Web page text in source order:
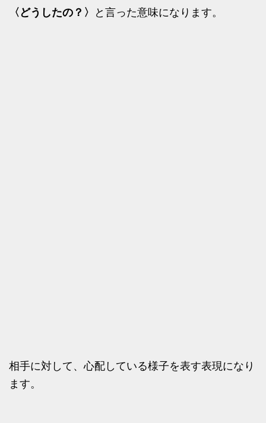
〈どうしたの？〉 と言った意味になります。
相手に対して、心配している様子を表す表現になり
ます。